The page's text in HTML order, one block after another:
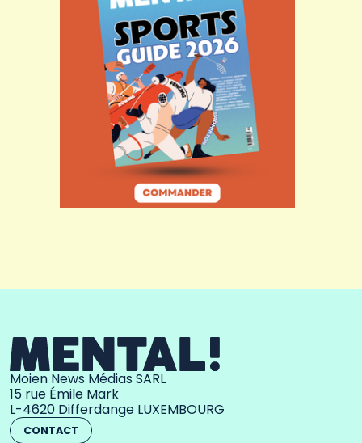
Moien News Médias SARL
15 rue Émile Mark
L-4620 Differdange LUXEMBOURG
CONTACT